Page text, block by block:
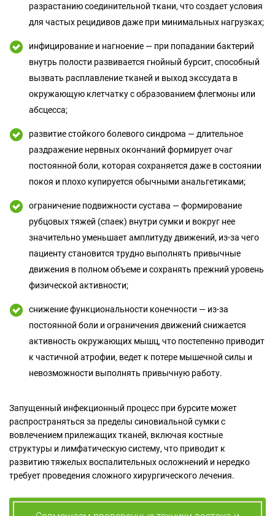
разрастанию соединительной ткани, что создает условия
для частых рецидивов даже при минимальных нагрузках;
инфицирование и нагноение — при попадании бактерий
внутрь полости развивается гнойный бурсит, способный
вызвать расплавление тканей и выход экссудата в
окружающую клетчатку с образованием флегмоны или
абсцесса;
развитие стойкого болевого синдрома — длительное
раздражение нервных окончаний формирует очаг
постоянной боли, которая сохраняется даже в состоянии
покоя и плохо купируется обычными анальгетиками;
ограничение подвижности сустава — формирование
рубцовых тяжей (спаек) внутри сумки и вокруг нее
значительно уменьшает амплитуду движений, из-за чего
пациенту становится трудно выполнять привычные
движения в полном объеме и сохранять прежний уровень
физической активности;
снижение функциональности конечности — из-за
постоянной боли и ограничения движений снижается
активность окружающих мышц, что постепенно приводит
к частичной атрофии, ведет к потере мышечной силы и
невозможности выполнять привычную работу.
Запущенный инфекционный процесс при бурсите может
распространяться за пределы синовиальной сумки с
вовлечением прилежащих тканей, включая костные
структуры и лимфатическую систему, что приводит к
развитию тяжелых воспалительных осложнений и нередко
требует проведения сложного хирургического лечения.